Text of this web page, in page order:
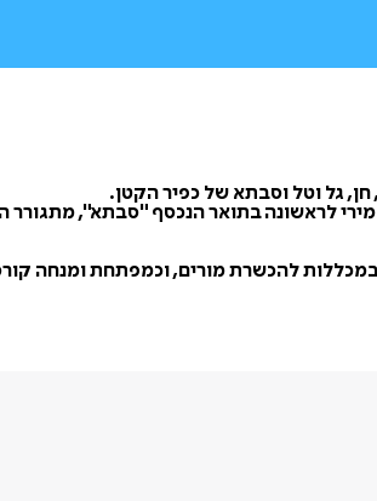
גל וטל וסבתא של כפיר הקטן.
לראשונה בתואר הנכסף "סבתא", מתגורר
במכללות להכשרת מורים, וכמפתחת ומנחה